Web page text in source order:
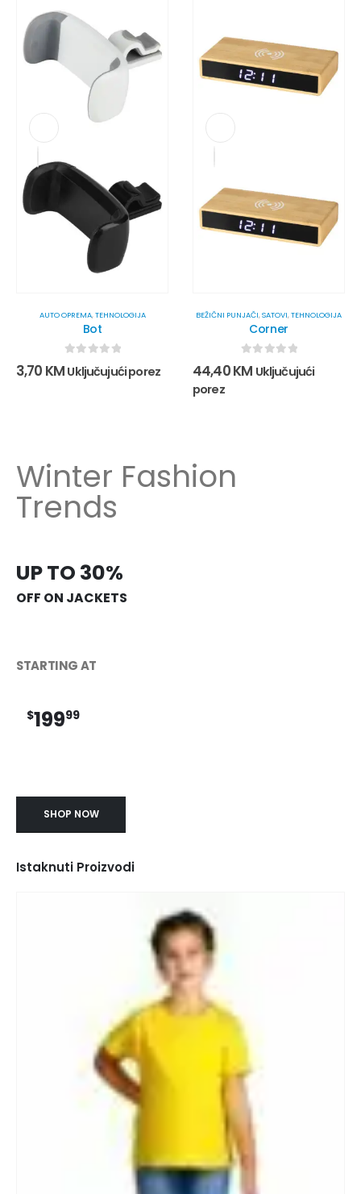
AUTO OPREMA,TEHNOLOGIJA
Bot
3,70 KM Uključujući porez
BEŽIČNI PUNJAČI,SATOVI,TEHNOLOGIJA
Corner
44,40KM Uključujući
porez
Winter Fashion
Trends
UP TO 30%
OFF ON JACKETS
STARTING AT
$19999
SHOP NOW
Istaknuti Proizvodi